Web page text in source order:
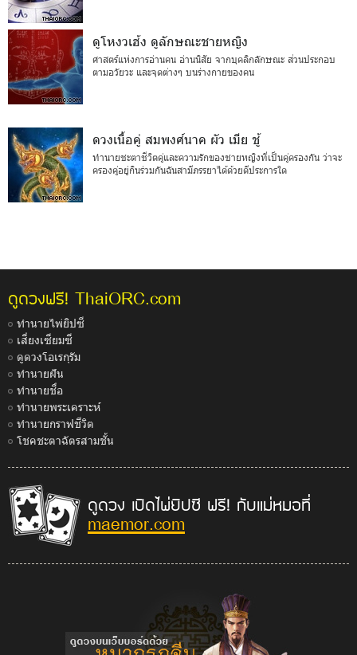
ดูโหงวเฮ้ง ดูลักษณะชายหญิง
ศาสตร์แห่งการอ่านคน อ่านนิสัย จากบุคลิกลักษณะ ส่วนประกอบ
ตามอวัยวะ และจุดต่างๆ บนร่างกายของคน
ดวงเนื้อคู่ สมพงศ์นาค ผัว เมีย ชู้
ทำนายชะตาชีวิตคู่และความรักของชายหญิงที่เป็นคู่ครองกัน ว่าจะ
ครองคู่อยู่กินร่วมกันฉันสามีภรรยาได้ด้วยดีประการใด
ดูดวงฟรี! ThaiORC.com
ทำนายไพ่ยิปซี
เสี่ยงเซียมซี
ดูดวงโอเรกุรัม
ทำนายฝัน
ทำนายชื่อ
ทำนายพระเคราะห์
ทำนายกราฟชีวิต
โชคชะตาฉัตรสามชั้น
ดูดวง เปิดไพ่ยิปซี ฟรี! กับแม่หมอที่
maemor.com